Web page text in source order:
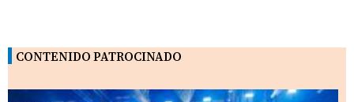
CONTENIDO PATROCINADO